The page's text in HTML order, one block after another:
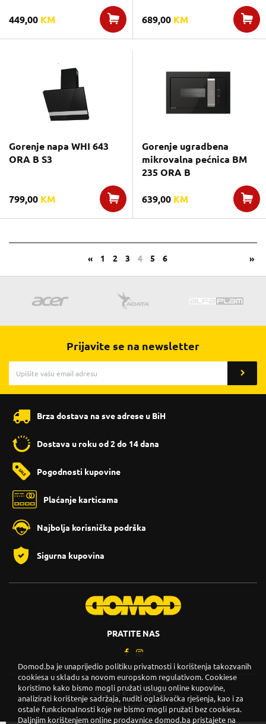
449,00 KM 689,00 KM
Gorenje napa WHI 643
ORA B S3
799,00 KM
Gorenje ugradbena
mikrovalna pećnica BM
235 ORA B
639,00 KM
« 1 2 3 4 5 6 »
Prijavite se na newsletter
Brza dostava na sve adrese u BiH
Dostava u roku od 2 do 14 dana
Pogodnosti kupovine
Plaćanje karticama
Najbolja korisnička podrška
Sigurna kupovina
PRATITE NAS
Copyright © 2026. DOMOD.
Uslovi korištenja
Domod.ba je unaprijedio politiku privatnosti i korištenja takozvanih
cookiesa u skladu sa novom europskom regulativom. Cookiese
koristimo kako bismo mogli pružati uslugu online kupovine,
analizirati korištenje sadržaja, nuditi oglašivačka rješenja, kao i za
ostale funkcionalnosti koje ne bismo mogli pružati bez cookiesa.
Daljnjim korištenjem online prodavnice domod.ba pristajete na